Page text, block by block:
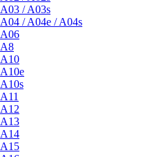
A03 / A03s
A04 / A04e / A04s
A06
A8
A10
A10e
A10s
A11
A12
A13
A14
A15